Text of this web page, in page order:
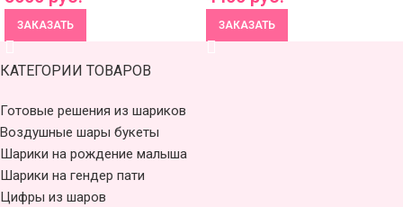
ЗАКАЗАТЬ ЗАКАЗАТЬ
КАТЕГОРИИ ТОВАРОВ
Готовые решения из шариков
Воздушные шары букеты
Шарики на рождение малыша
Шарики на гендер пати
Цифры из шаров